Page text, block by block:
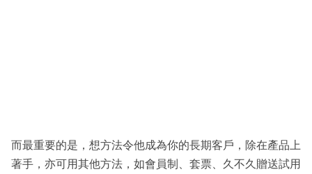
而最重要的是，想方法令他成為你的長期客戶，除在產品上
著手，亦可用其他方法，如會員制、套票、久不久贈送試用